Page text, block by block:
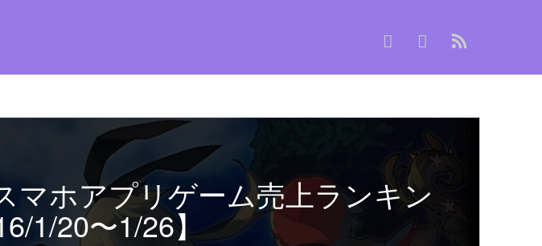
マホアプリゲーム売上ランキン
1/20〜1/26】